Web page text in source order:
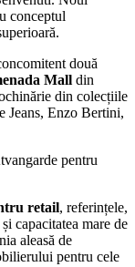
conceptul
două
Mall din
din colecțiile
Jeans, Enzo Bertini,
pentru
retail, referințele,
și capacitatea mare de
aleasă de
pentru cele